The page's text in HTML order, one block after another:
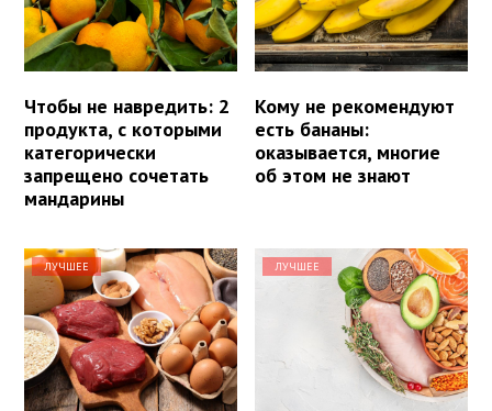
Чтобы не навредить: 2
продукта, с которыми
категорически
запрещено сочетать
мандарины
Кому не рекомендуют
есть бананы:
оказывается, многие
об этом не знают
ЛУЧШЕЕ ЛУЧШЕЕ